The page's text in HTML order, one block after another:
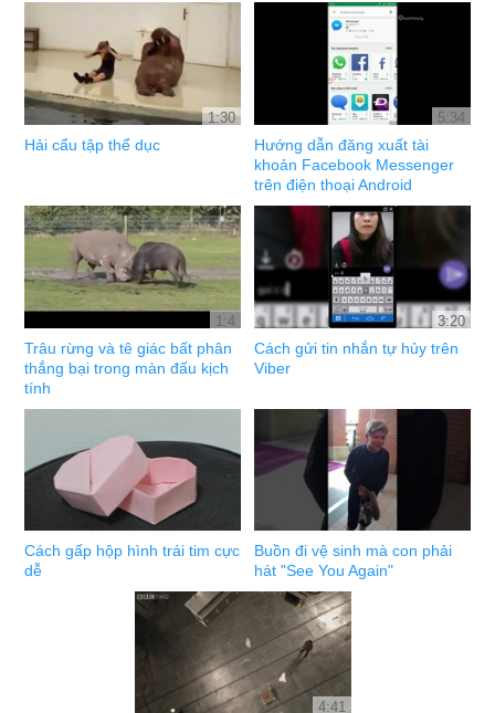
1:30
Hải cẩu tập thể dục
5:34
Hướng dẫn đăng xuất tài
khoản Facebook Messenger
trên điện thoại Android
1:4
Trâu rừng và tê giác bất phân
thắng bại trong màn đấu kịch
tính
3:20
Cách gửi tin nhắn tự hủy trên
Viber
Cách gấp hộp hình trái tim cực
dễ
Buồn đi vệ sinh mà con phải
hát "See You Again"
4:41